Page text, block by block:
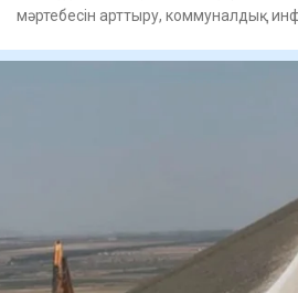
мәртебесін арттыру, коммуналдық